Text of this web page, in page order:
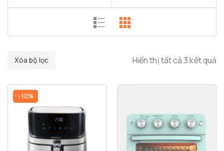
Xóa bộ lọc Hiển thị tất cả 3 kết quả
- 10%